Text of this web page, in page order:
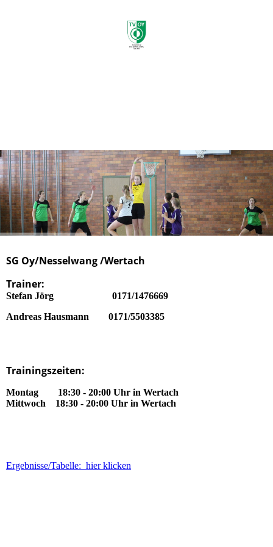
SG Oy/Nesselwang /Wertach
Trainer:
Stefan Jörg 0171/1476669
Andreas Hausmann 0171/5503385
Trainingszeiten:
Montag 18:30 - 20:00 Uhr in Wertach
Mittwoch 18:30 - 20:00 Uhr in Wertach
Ergebnisse/Tabelle: hier klicken